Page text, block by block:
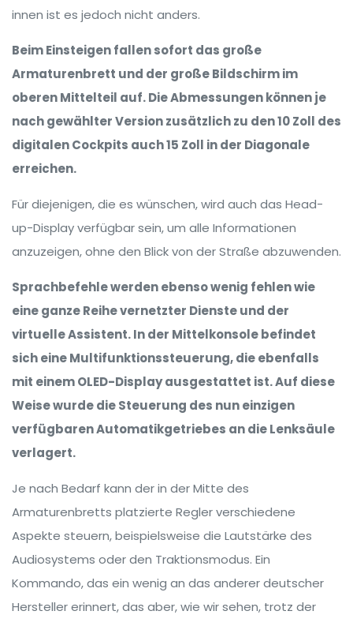
innen ist es jedoch nicht anders.
Beim Einsteigen fallen sofort das große
Armaturenbrett und der große Bildschirm im
oberen Mittelteil auf. Die Abmessungen können je
nach gewählter Version zusätzlich zu den 10 Zoll des
digitalen Cockpits auch 15 Zoll in der Diagonale
erreichen.
Für diejenigen, die es wünschen, wird auch das Head-
up-Display verfügbar sein, um alle Informationen
anzuzeigen, ohne den Blick von der Straße abzuwenden.
Sprachbefehle werden ebenso wenig fehlen wie
eine ganze Reihe vernetzter Dienste und der
virtuelle Assistent. In der Mittelkonsole befindet
sich eine Multifunktionssteuerung, die ebenfalls
mit einem OLED-Display ausgestattet ist. Auf diese
Weise wurde die Steuerung des nun einzigen
verfügbaren Automatikgetriebes an die Lenksäule
verlagert.
Je nach Bedarf kann der in der Mitte des
Armaturenbretts platzierte Regler verschiedene
Aspekte steuern, beispielsweise die Lautstärke des
Audiosystems oder den Traktionsmodus. Ein
Kommando, das ein wenig an das anderer deutscher
Hersteller erinnert, das aber, wie wir sehen, trotz der